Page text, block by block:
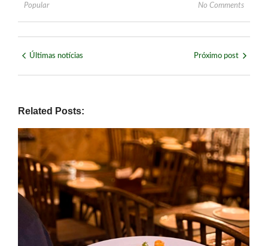
Popular No Comments
Últimas notícias Próximo post
Related Posts: